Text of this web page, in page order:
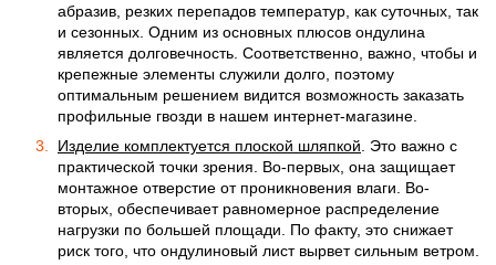
абразив, резких перепадов температур, как суточных, так
и сезонных. Одним из основных плюсов ондулина
является долговечность. Соответственно, важно, чтобы и
крепежные элементы служили долго, поэтому
оптимальным решением видится возможность заказать
профильные гвозди в нашем интернет-магазине.
Изделие комплектуется плоской шляпкой. Это важно с
практической точки зрения. Во-первых, она защищает
монтажное отверстие от проникновения влаги. Во-
вторых, обеспечивает равномерное распределение
нагрузки по большей площади. По факту, это снижает
риск того, что ондулиновый лист вырвет сильным ветром.